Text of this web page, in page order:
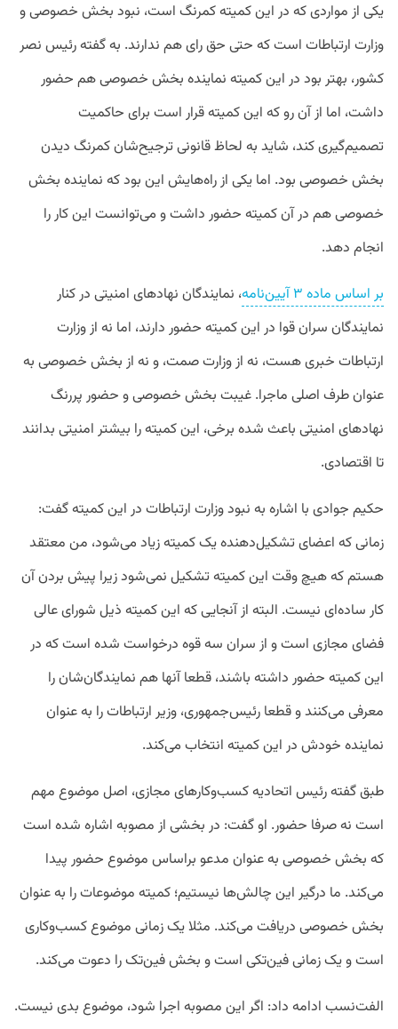
یکی از مواردی که در این کمیته کمرنگ است، نبود بخش خصوصی و
وزارت ارتباطات است که حتی حق رای هم ندارند. به گفته رئیس نصر
کشور، بهتر بود در این کمیته نماینده بخش خصوصی هم حضور
داشت، اما از آن رو که این کمیته قرار است برای حاکمیت
تصمیم‌گیری کند، شاید به لحاظ قانونی ترجیح‌شان کمرنگ دیدن
بخش خصوصی بود. اما یکی از راه‌هایش این بود که نماینده بخش
خصوصی هم در آن کمیته حضور داشت و می‌توانست این کار را
انجام دهد.
بر اساس ماده ۳ آیین‌نامه
، نمایندگان نهادهای امنیتی در کنار
نمایندگان سران قوا در این کمیته حضور دارند، اما نه از وزارت
ارتباطات خبری هست، نه از وزارت صمت، و نه از بخش خصوصی به
عنوان طرف اصلی ماجرا. غیبت بخش خصوصی و حضور پررنگ
نهادهای امنیتی باعث شده برخی، این کمیته را بیشتر امنیتی بدانند
تا اقتصادی.
حکیم جوادی با اشاره به نبود وزارت ارتباطات در این کمیته گفت:
زمانی که اعضای تشکیل‌دهنده یک کمیته زیاد می‌شود، من معتقد
هستم که هیچ وقت این کمیته تشکیل نمی‌شود زیرا پیش بردن آن
کار ساده‌ای نیست. البته از آنجایی که این کمیته ذیل شورای عالی
فضای مجازی است و از سران سه قوه درخواست شده است که در
این کمیته حضور داشته باشند، قطعا آنها هم نمایندگان‌شان را
معرفی می‌کنند و قطعا رئیس‌جمهوری، وزیر ارتباطات را به عنوان
نماینده خودش در این کمیته انتخاب می‌کند.
طبق گفته رئیس اتحادیه کسب‌وکارهای مجازی، اصل موضوع مهم
است نه صرفا حضور. او گفت: در بخشی از مصوبه اشاره شده است
که بخش خصوصی به عنوان مدعو براساس موضوع حضور پیدا
می‌کند. ما درگیر این چالش‌ها نیستیم؛ کمیته موضوعات را به عنوان
بخش خصوصی دریافت می‌کند. مثلا یک زمانی موضوع کسب‌وکاری
است و یک زمانی فین‌تکی است و بخش فین‌تک را دعوت می‌کند.
الفت‌نسب ادامه داد: اگر این مصوبه اجرا شود، موضوع بدی نیست.